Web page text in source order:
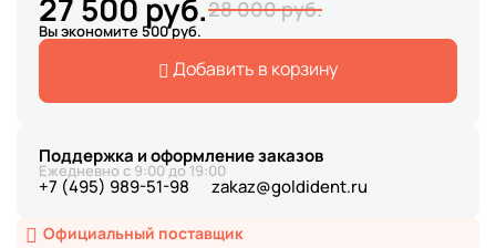
Официальный поставщик
28 000 руб.
Вы экономите 500 руб.
Добавить в корзину
Поддержка и оформление заказов
Ежедневно с 9:00 до 19:00
+7 (495) 989-51-98 zakaz@goldident.ru